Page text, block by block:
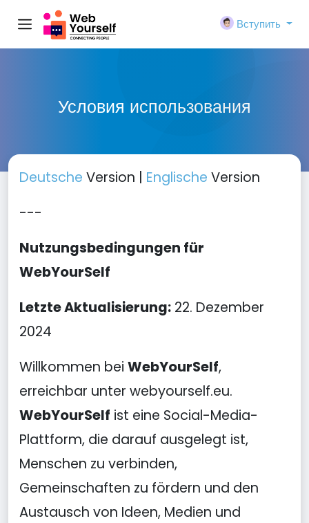
Вступить
Условия использования
Deutsche Version | Englische Version
---
Nutzungsbedingungen für
WebYourSelf
Letzte Aktualisierung: 22. Dezember
2024
Willkommen bei WebYourSelf,
erreichbar unter webyourself.eu.
WebYourSelf ist eine Social-Media-
Plattform, die darauf ausgelegt ist,
Menschen zu verbinden,
Gemeinschaften zu fördern und den
Austausch von Ideen, Medien und